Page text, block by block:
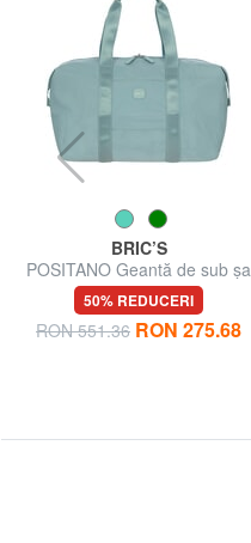
BRIC’S
POSITANO Geantă de sub șa
50% REDUCERI
RON 551.36 RON 275.68